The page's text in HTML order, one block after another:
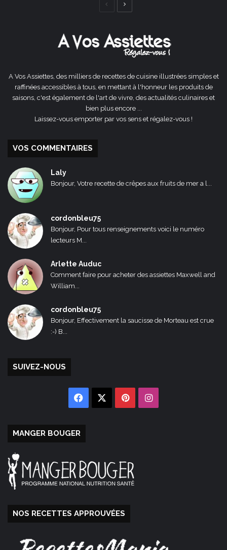
Page
A Vos Assiettes, des milliers de recettes de cuisine illustrées simples et
raffinées accessibles à tous, en mettant à l'honneur les produits de
saisons, c'est également de l'art de vivre, des actualités culinaires et
bien plus encore ...
Laissez-vous emporter par vos sens et régalez-vous !
VOS COMMENTAIRES
Laly
Bonjour, Votre recette de crêpes aux fruits de mer a l...
cordonbleu75
Bonjour, Pour tous renseignements voici le numéro
lecteurs M...
Arlette Auduc
Comment faire pour acheter des assiettes Maxwell and
William...
cordonbleu75
Bonjour, Effectivement la saucisse de Morteau est crue
:-) B...
SUIVEZ-NOUS
Facebook PinterestInstagram
MANGER BOUGER
NOS RECETTES APPROUVÉES